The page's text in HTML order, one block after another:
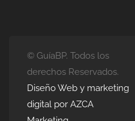
© GuíaBP. Todos los
derechos Reservados.
Diseño Web y marketing
digital por AZCA